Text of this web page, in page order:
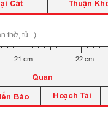
thờ, tủ...)